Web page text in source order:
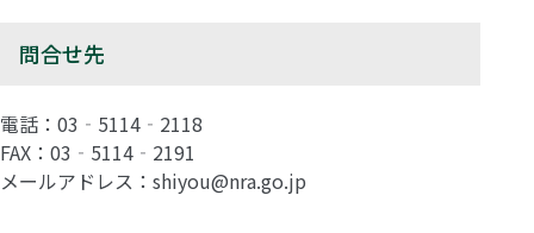
問合せ先
電話：03‐5114‐2118
FAX：03‐5114‐2191
メールアドレス：shiyou@nra.go.jp